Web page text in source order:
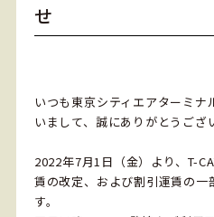
せ
いつも東京シティエアターミナ
いまして、誠にありがとうござ
2022年7月1日（金）より、T-
賃の改定、および割引運賃の一
す。